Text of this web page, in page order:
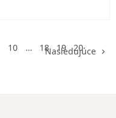
10 … 18 19 20
Nasledujúce